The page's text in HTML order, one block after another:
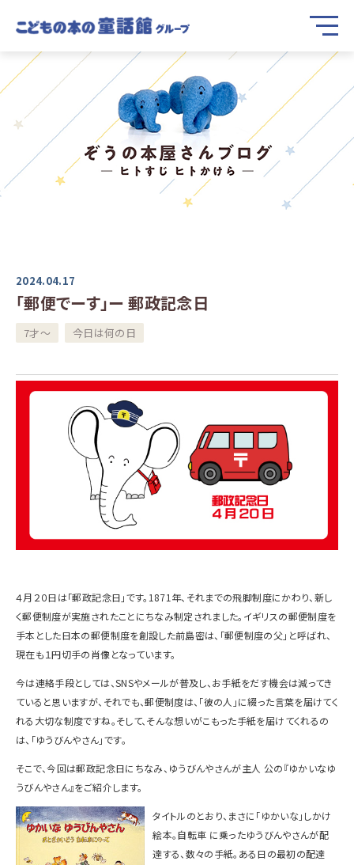
2024.04.17
「郵便でーす」ー 郵政記念日
7才～ 今日は何の日
４月２０日は「郵政記念日」です。1871年、それまでの飛脚制度にかわり、新し
く郵便制度が実施されたことにちなみ制定されました。イギリスの郵便制度を
手本とした日本の郵便制度を創設した前島密は、「郵便制度の父」と呼ばれ、
現在も１円切手の肖像となっています。
今は連絡手段としては、SNSやメールが普及し、お手紙をだす機会は減ってき
ていると思いますが、それでも、郵便制度は、「彼の人」に綴った言葉を届けてく
れる大切な制度ですね。そして、そんな想いがこもった手紙を届けてくれるの
は、「ゆうびんやさん」です。
そこで、今回は郵政記念日にちなみ、ゆうびんやさんが主人 公の『ゆかいなゆ
うびんやさん』をご紹介します。
タイトルのとおり、まさに「ゆかいな」しかけ
絵本。自転車 に乗ったゆうびんやさんが配
達する、数々の手紙。ある日の最初の配達